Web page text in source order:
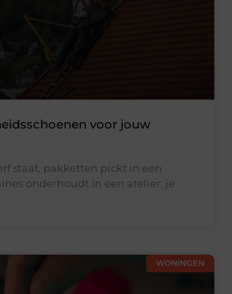
voor jouw
staat, pakketten pickt in een
onderhoudt in een atelier: je
WONINGEN